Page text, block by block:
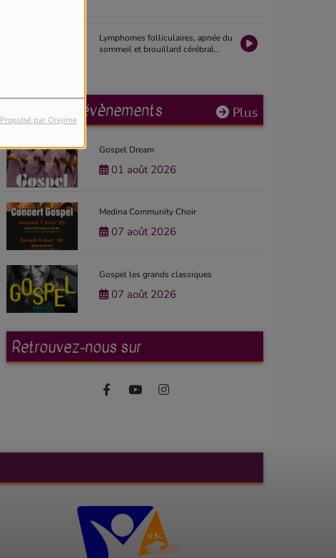
Propulsé par Orejime
Lymphomes folliculaires, apnée du
sommeil et brouillard cérébral
Plus
Prochains évènements
Gospel Dream
01 août 2026
Medina Community Choir
07 août 2026
Gospel les grands classiques
07 août 2026
Retrouvez-nous sur